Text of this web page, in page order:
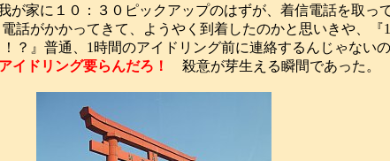
が家に１０：３０ピックアップのはずが、着信電話を取っ
話がかかってきて、ようやく到着したのかと思いきや、『
？』普通、1時間のアイドリング前に連絡するんじゃな
アイドリング要らんだろ！ 殺意が芽生える瞬間であった。